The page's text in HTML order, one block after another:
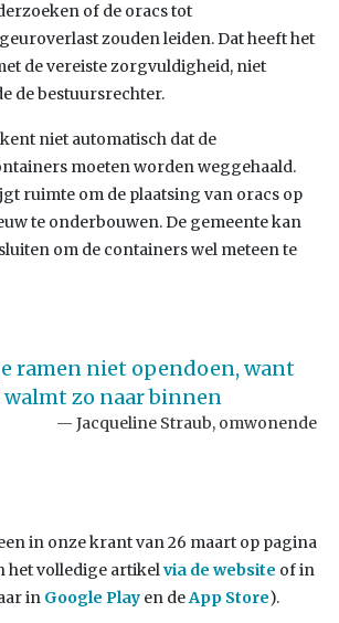
of de oracs tot
zouden leiden. Dat heeft het
de vereiste zorgvuldigheid, niet
de bestuursrechter.
niet automatisch dat de
moeten worden weggehaald.
ruimte om de plaatsing van oracs op
te onderbouwen. De gemeente kan
om de containers wel meteen te
ramen niet opendoen, want
walmt zo naar binnen
Jacqueline Straub, omwonende
in onze krant van 26 maart op pagina
het volledige artikelvia de website of in
in Google Play en deApp Store).